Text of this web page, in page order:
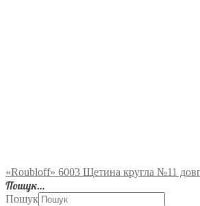
«Roubloff» 6003 Щетина кругла №11
Пошук…
Пошук